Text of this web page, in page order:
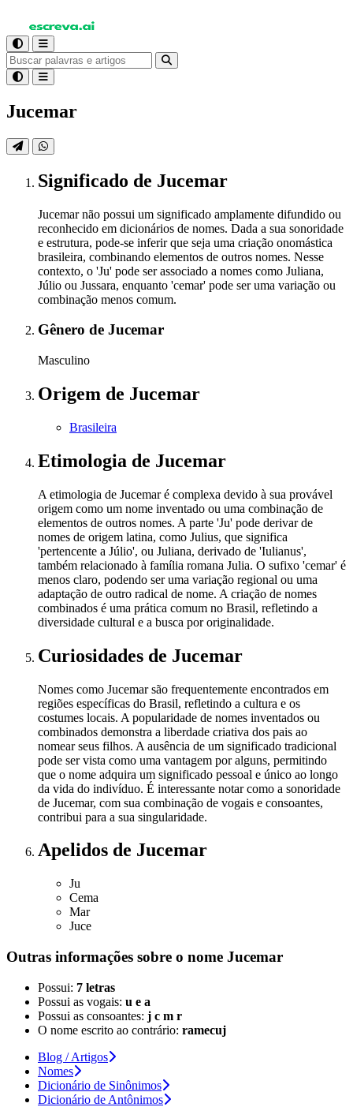
Jucemar
Significado de Jucemar
Jucemar não possui um significado amplamente difundido ou
reconhecido em dicionários de nomes. Dada a sua sonoridade
e estrutura, pode-se inferir que seja uma criação onomástica
brasileira, combinando elementos de outros nomes. Nesse
contexto, o 'Ju' pode ser associado a nomes como Juliana,
Júlio ou Jussara, enquanto 'cemar' pode ser uma variação ou
combinação menos comum.
Gênero de Jucemar
Masculino
Origem de Jucemar
Brasileira
Etimologia de Jucemar
A etimologia de Jucemar é complexa devido à sua provável
origem como um nome inventado ou uma combinação de
elementos de outros nomes. A parte 'Ju' pode derivar de
nomes de origem latina, como Julius, que significa
'pertencente a Júlio', ou Juliana, derivado de 'Iulianus',
também relacionado à família romana Julia. O sufixo 'cemar' é
menos claro, podendo ser uma variação regional ou uma
adaptação de outro radical de nome. A criação de nomes
combinados é uma prática comum no Brasil, refletindo a
diversidade cultural e a busca por originalidade.
Curiosidades de Jucemar
Nomes como Jucemar são frequentemente encontrados em
regiões específicas do Brasil, refletindo a cultura e os
costumes locais. A popularidade de nomes inventados ou
combinados demonstra a liberdade criativa dos pais ao
nomear seus filhos. A ausência de um significado tradicional
pode ser vista como uma vantagem por alguns, permitindo
que o nome adquira um significado pessoal e único ao longo
da vida do indivíduo. É interessante notar como a sonoridade
de Jucemar, com sua combinação de vogais e consoantes,
contribui para a sua singularidade.
Apelidos de Jucemar
Ju
Cema
Mar
Juce
Outras informações sobre o nome Jucemar
Possui: 7 letras
Possui as vogais: u e a
Possui as consoantes: j c m r
O nome escrito ao contrário: ramecuj
Blog / Artigos
Nomes
Dicionário de Sinônimos
Dicionário de Antônimos